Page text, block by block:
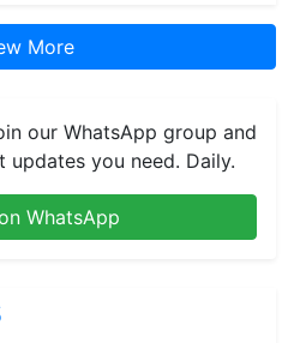
More
our WhatsApp group and
you need. Daily.
WhatsApp